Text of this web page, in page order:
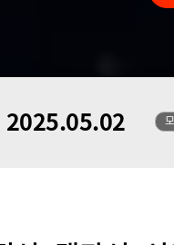
2025.05.02